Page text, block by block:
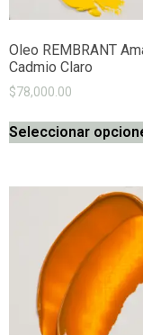
Oleo REMBRANT
Cadmio Claro
$78,000.00
Seleccionar